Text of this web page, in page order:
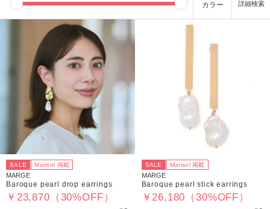
カラー
SALE Marisol 掲載
MARGE
Baroque pearl drop earrings
￥23,870（30%OFF）
SALE Marisol 掲載
MARGE
Baroque pearl stick earrings
￥26,180（30%OFF）